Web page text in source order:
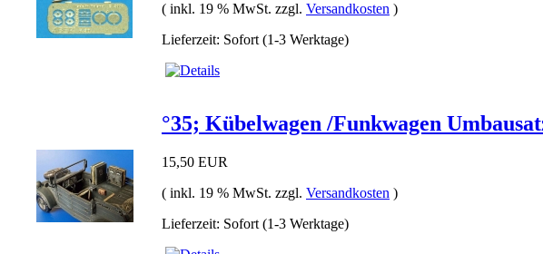
( inkl. 19 % MwSt. zzgl. Versandkosten )
Lieferzeit: Sofort (1-3 Werktage)
°35; Kübelwagen /Funkwagen
15,50 EUR
( inkl. 19 % MwSt. zzgl. Versandkosten )
Lieferzeit: Sofort (1-3 Werktage)